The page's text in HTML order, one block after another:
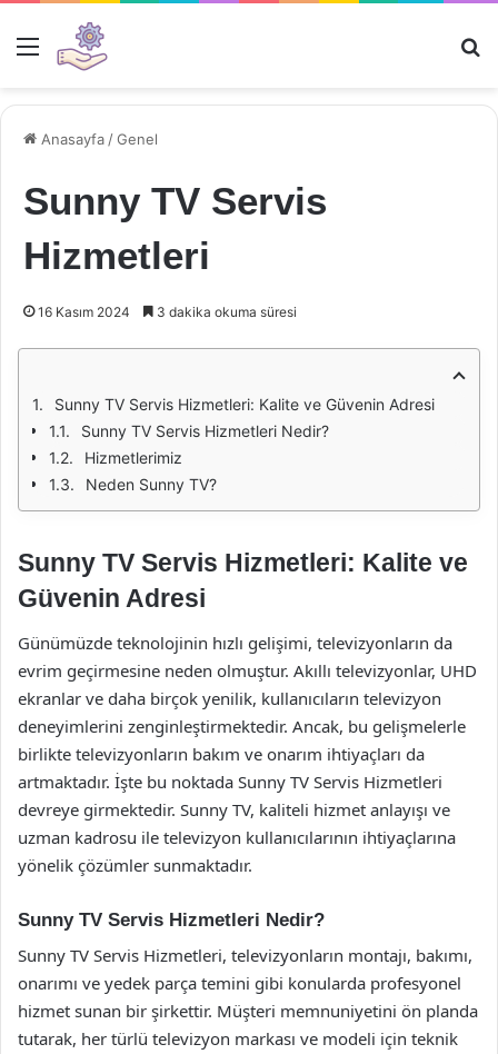
Menü
Anasayfa /Genel
Sunny TV Servis
Hizmetleri
16 Kasım 2024 3 dakika okuma süresi
Sunny TV Servis Hizmetleri: Kalite ve Güvenin Adresi
Sunny TV Servis Hizmetleri Nedir?
Hizmetlerimiz
Neden Sunny TV?
Sunny TV Servis Hizmetleri: Kalite ve
Güvenin Adresi
Günümüzde teknolojinin hızlı gelişimi, televizyonların da
evrim geçirmesine neden olmuştur. Akıllı televizyonlar, UHD
ekranlar ve daha birçok yenilik, kullanıcıların televizyon
deneyimlerini zenginleştirmektedir. Ancak, bu gelişmelerle
birlikte televizyonların bakım ve onarım ihtiyaçları da
artmaktadır. İşte bu noktada Sunny TV Servis Hizmetleri
devreye girmektedir. Sunny TV, kaliteli hizmet anlayışı ve
uzman kadrosu ile televizyon kullanıcılarının ihtiyaçlarına
yönelik çözümler sunmaktadır.
Sunny TV Servis Hizmetleri Nedir?
Sunny TV Servis Hizmetleri, televizyonların montajı, bakımı,
onarımı ve yedek parça temini gibi konularda profesyonel
hizmet sunan bir şirkettir. Müşteri memnuniyetini ön planda
tutarak, her türlü televizyon markası ve modeli için teknik